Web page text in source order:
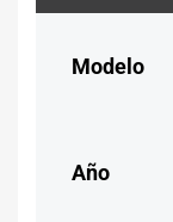
Modelo
Año